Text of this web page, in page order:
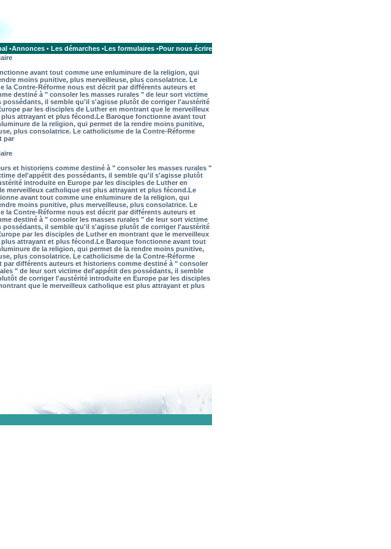
•Annonces • Les démarches •Les formulaires •Pour nous écrire
avant tout comme une enluminure de la religion, qui
moins punitive, plus merveilleuse, plus consolatrice. Le
la Contre-Réforme nous est décrit par différents auteurs et
destiné à " consoler les masses rurales " de leur sort victime
possédants, il semble qu'il s'agisse plutôt de corriger l'austérité
par les disciples de Luther en montrant que le merveilleux
attrayant et plus fécond.Le Baroque fonctionne avant tout
de la religion, qui permet de la rendre moins punitive,
plus consolatrice. Le catholicisme de la Contre-Réforme
par
et historiens comme destiné à " consoler les masses rurales "
del'appétit des possédants, il semble qu'il s'agisse plutôt
introduite en Europe par les disciples de Luther en
merveilleux catholique est plus attrayant et plus fécond.Le
avant tout comme une enluminure de la religion, qui
moins punitive, plus merveilleuse, plus consolatrice. Le
la Contre-Réforme nous est décrit par différents auteurs et
destiné à " consoler les masses rurales " de leur sort victime
possédants, il semble qu'il s'agisse plutôt de corriger l'austérité
par les disciples de Luther en montrant que le merveilleux
attrayant et plus fécond.Le Baroque fonctionne avant tout
de la religion, qui permet de la rendre moins punitive,
plus consolatrice. Le catholicisme de la Contre-Réforme
par différents auteurs et historiens comme destiné à " consoler
" de leur sort victime del'appétit des possédants, il semble
de corriger l'austérité introduite en Europe par les disciples
que le merveilleux catholique est plus attrayant et plus